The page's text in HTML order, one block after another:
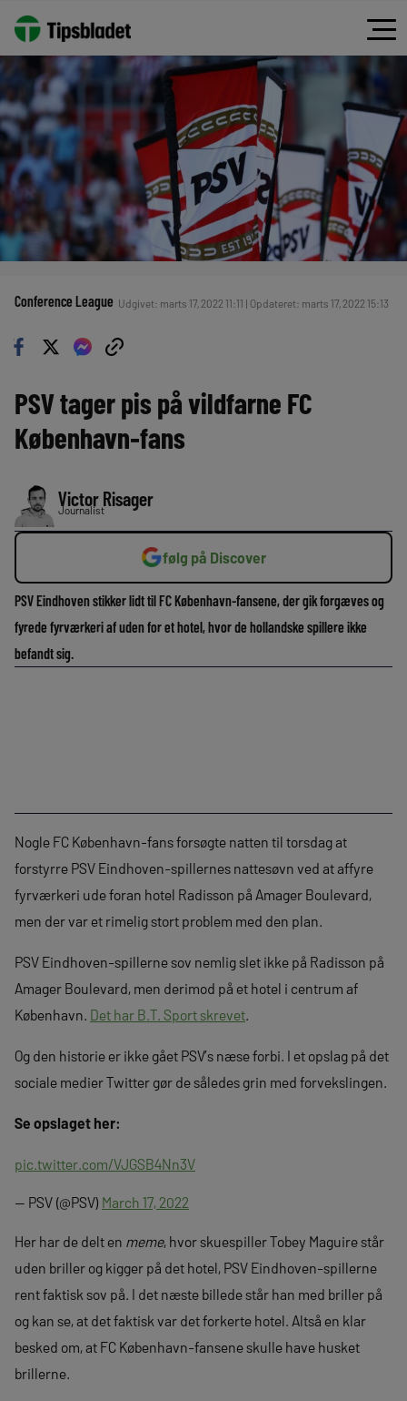
Conference League Udgivet: marts 17, 2022 11:11 | Opdateret: marts 17, 2022 15:13
PSV tager pis på vildfarne FC
København-fans
Victor Risager
Journalist
følg på Discover
PSV Eindhoven stikker lidt til FC København-fansene, der gik forgæves og
fyrede fyrværkeri af uden for et hotel, hvor de hollandske spillere ikke
befandt sig.
Nogle FC København-fans forsøgte natten til torsdag at
forstyrre PSV Eindhoven-spillernes nattesøvn ved at affyre
fyrværkeri ude foran hotel Radisson på Amager Boulevard,
men der var et rimelig stort problem med den plan.
PSV Eindhoven-spillerne sov nemlig slet ikke på Radisson på
Amager Boulevard, men derimod på et hotel i centrum af
København. Det har B.T. Sport skrevet.
Og den historie er ikke gået PSV’s næse forbi. I et opslag på det
sociale medier Twitter gør de således grin med forvekslingen.
Se opslaget her:
pic.twitter.com/VJGSB4Nn3V
— PSV (@PSV) March 17, 2022
Her har de delt en meme, hvor skuespiller Tobey Maguire står
uden briller og kigger på det hotel, PSV Eindhoven-spillerne
rent faktisk sov på. I det næste billede står han med briller på
og kan se, at det faktisk var det forkerte hotel. Altså en klar
besked om, at FC København-fansene skulle have husket
brillerne.